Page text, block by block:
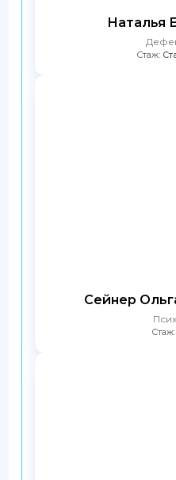
Наталья
Стаж:
Сейнер
Стаж: